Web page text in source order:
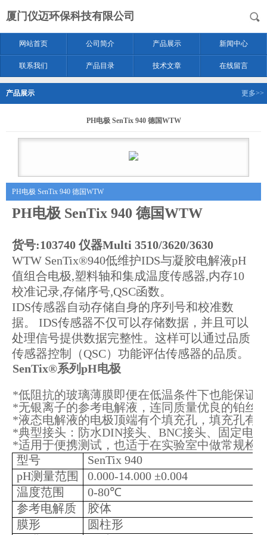
厦门仪迈环保科技有限公司
网站首页 公司简介 产品展示 新闻中心
联系我们 产品目录 技术文章 在线留言
产品展示 更多>>
PH电极 SenTix 940 德国WTW
PH电极 SenTix 940 德国WTW
PH电极 SenTix 940 德国WTW
货号:103740 仪器Multi 3510/3620/3630
WTW SenTix®940低维护IDS与凝胶电解液pH
值组合电极,塑料轴和集成温度传感器,内存10
校准记录,存储序号,QSC函数。
IDS传感器自动存储自身的序列号和校准数
据。 IDS传感器不仅可以存储数据，并且可以
处理信号提供数据完整性。这样可以通过品质
传感器控制（QSC）功能评估传感器的品质。
SenTix®系列pH电极
*低阻抗的玻璃薄膜即便在低温条件下也能保证
*无银离子的参考电解液，连同质量优良的铂丝
*液态电解液的电极顶端有个填充孔，填充孔有
*典型接头：防水DIN接头、BNC接头、固定电
*适用于便携测试，也适于在实验室中做常规检
型号
SenTix 940
pH测量范围
0.000-14.000 ±0.004
温度范围
0-80℃
参考电解质
胶体
膜形
圆柱形